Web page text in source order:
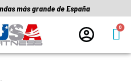
más grande de España